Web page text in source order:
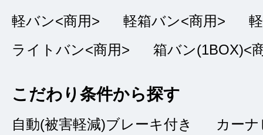
★★★★★ 安心感があ
軽バン<商用>
軽箱バン<商用>
ライトバン<商用>
箱バン(1BOX)<
こだわり条件から探す
自動(被害軽減)ブレーキ付き
カー